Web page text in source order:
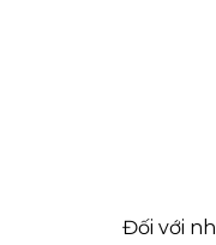
Đối với